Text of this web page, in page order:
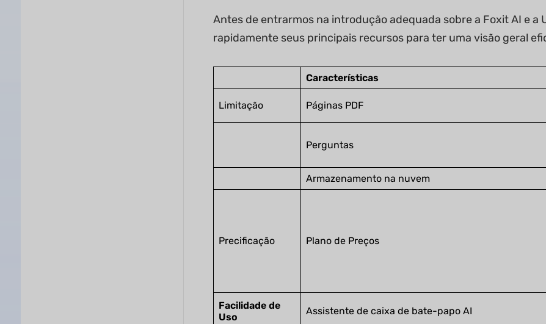
Antes de entrarmos na introdução adequada sobre a Foxit AI e a
rapidamente seus principais recursos para ter uma visão geral
Características
Limitação Páginas PDF
Perguntas
Armazenamento na nuvem
Precificação Plano de Preços
Facilidade de
Uso
Assistente de caixa de bate-papo AI